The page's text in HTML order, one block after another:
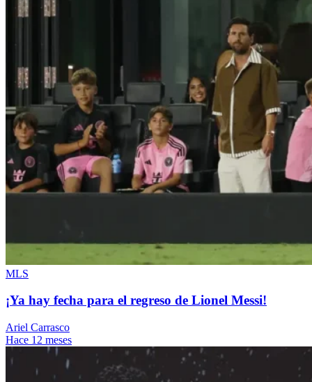
MLS
¡Ya hay fecha para el regreso de Lionel Messi!
Ariel Carrasco
Hace 12 meses